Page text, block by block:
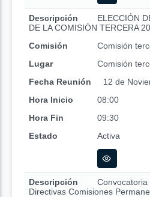
Descripción
ELECCIÓN
DE LA COMISIÓN TERCERA
Comisión
Comisión
Lugar
Comisión
Fecha Reunión
12 de
Hora Inicio
08:00
Hora Fin
09:30
Estado
Activa
Descripción
Directivas Comisiones